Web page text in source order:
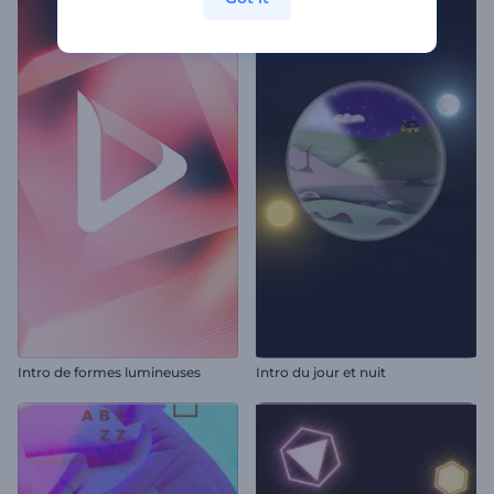
Intro de formes lumineuses Intro du jour et nuit